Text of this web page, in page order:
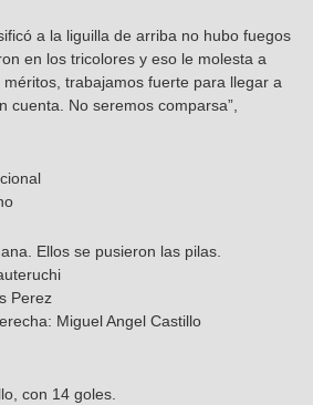
a la liguilla de arriba no hubo fuegos
en los tricolores y eso le molesta a
méritos, trabajamos fuerte para llegar a
cuenta. No seremos comparsa”,
Ellos se pusieron las pilas.
Perez
Miguel Angel Castillo
con 14 goles.